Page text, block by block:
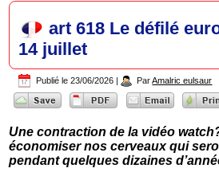
art 618 Le défilé
14 juillet
Publié le 23/06/2026 | Par Amalric eulsaur
Une contraction de la vidéo
économiser nos cerveaux qui
pendant quelques dizaines